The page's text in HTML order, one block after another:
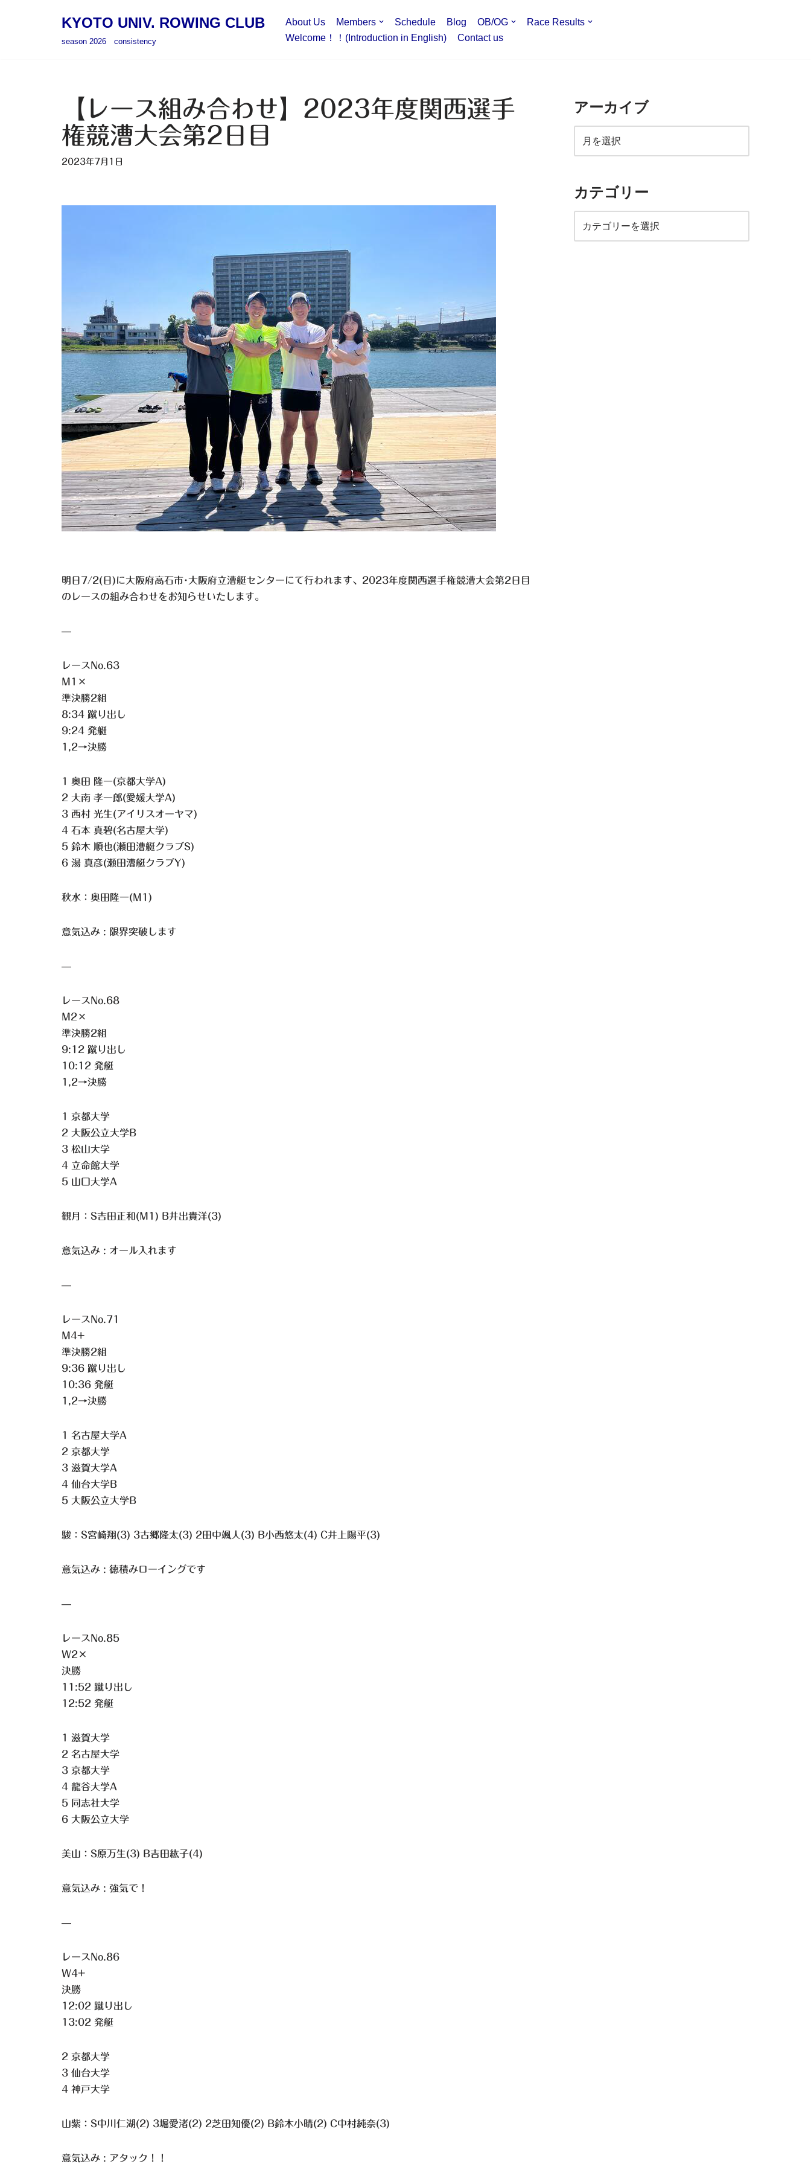
KYOTO UNIV. ROWING CLUB
season 2026 consistency
About Us Members Schedule Blog OB/OG
Race Results
Welcome！！(Introduction in English)
Contact us
【レース組み合わせ】2023年度関西選手
権競漕大会第2日目
2023年7月1日
明日7/2(日)に大阪府高石市･大阪府立漕艇センターにて行われます、2023年度関西選手権競漕大会第2日目
のレースの組み合わせをお知らせいたします。
—
レースNo.63
M1×
準決勝2組
8:34 蹴り出し
9:24 発艇
1,2→決勝
1 奥田 隆一(京都大学A)
2 大南 孝一郎(愛媛大学A)
3 西村 光生(アイリスオーヤマ)
4 石本 真碧(名古屋大学)
5 鈴木 順也(瀬田漕艇クラブS)
6 湯 真彦(瀬田漕艇クラブY)
秋水：奥田隆一(M1)
意気込み : 限界突破します
—
レースNo.68
M2×
準決勝2組
9:12 蹴り出し
10:12 発艇
1,2→決勝
1 京都大学
2 大阪公立大学B
3 松山大学
4 立命館大学
5 山口大学A
観月：S吉田正和(M1) B井出貴洋(3)
意気込み : オール入れます
—
レースNo.71
M4+
準決勝2組
9:36 蹴り出し
10:36 発艇
1,2→決勝
1 名古屋大学A
2 京都大学
3 滋賀大学A
4 仙台大学B
5 大阪公立大学B
駿：S宮崎翔(3) 3古郷隆太(3) 2田中颯人(3) B小西悠太(4) C井上陽平(3)
意気込み : 徳積みローイングです
—
レースNo.85
W2×
決勝
11:52 蹴り出し
12:52 発艇
1 滋賀大学
2 名古屋大学
3 京都大学
4 龍谷大学A
5 同志社大学
6 大阪公立大学
美山：S原万生(3) B吉田紘子(4)
意気込み : 強気で！
—
レースNo.86
W4+
決勝
12:02 蹴り出し
13:02 発艇
2 京都大学
3 仙台大学
4 神戸大学
山紫：S中川仁湖(2) 3堀愛渚(2) 2芝田知優(2) B鈴木小晴(2) C中村純奈(3)
意気込み : アタック！！
アーカイブ
カテゴリー